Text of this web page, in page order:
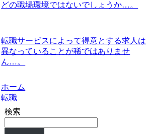
どの職場環境ではないでしょうか…。
転職サービスによって得意とする求人は
異なっていることが稀ではありませ
ん…。
ホーム
転職
検索